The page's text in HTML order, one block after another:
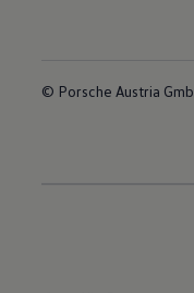
© Porsche Austria